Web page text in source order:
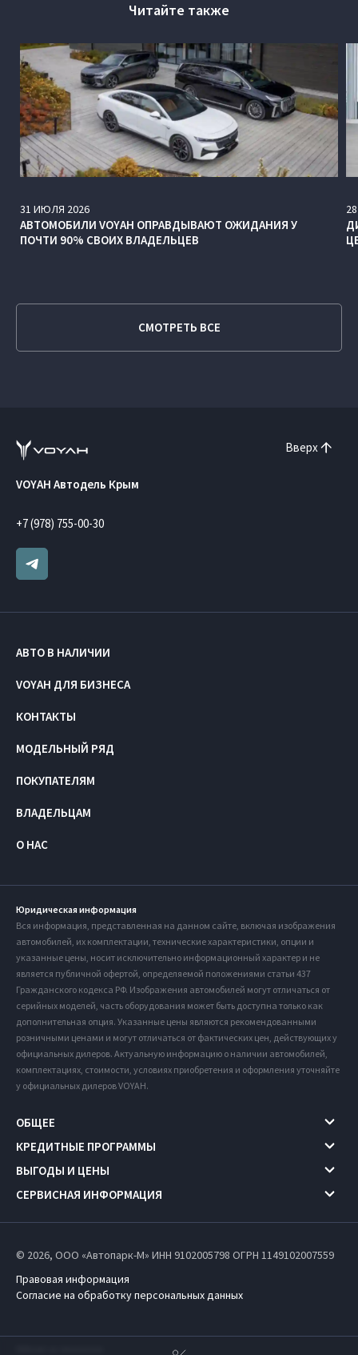
Читайте также
31 ИЮЛЯ 2026
АВТОМОБИЛИ VOYAH ОПРАВДЫВАЮТ ОЖИДАНИЯ У
ПОЧТИ 90% СВОИХ ВЛАДЕЛЬЦЕВ
28
СМОТРЕТЬ ВСЕ
Вверх
VOYAH Автодель Крым
+7 (978) 755-00-30
АВТО В НАЛИЧИИ
VOYAH ДЛЯ БИЗНЕСА
КОНТАКТЫ
МОДЕЛЬНЫЙ РЯД
ПОКУПАТЕЛЯМ
ВЛАДЕЛЬЦАМ
О НАС
Юридическая информация
Вся информация, представленная на данном сайте, включая изображения
автомобилей, их комплектации, технические характеристики, опции и
указанные цены, носит исключительно информационный характер и не
является публичной офертой, определяемой положениями статьи 437
Гражданского кодекса РФ. Изображения автомобилей могут отличаться от
серийных моделей, часть оборудования может быть доступна только как
дополнительная опция. Указанные цены являются рекомендованными
розничными ценами и могут отличаться от фактических цен, действующих у
официальных дилеров. Актуальную информацию о наличии автомобилей,
комплектациях, стоимости, условиях приобретения и оформления уточняйте
у официальных дилеров VOYAH.
ОБЩЕЕ
КРЕДИТНЫЕ ПРОГРАММЫ
ВЫГОДЫ И ЦЕНЫ
СЕРВИСНАЯ ИНФОРМАЦИЯ
© 2026, ООО «Автопарк-М» ИНН 9102005798 ОГРН 1149102007559
Правовая информация
Согласие на обработку персональных данных